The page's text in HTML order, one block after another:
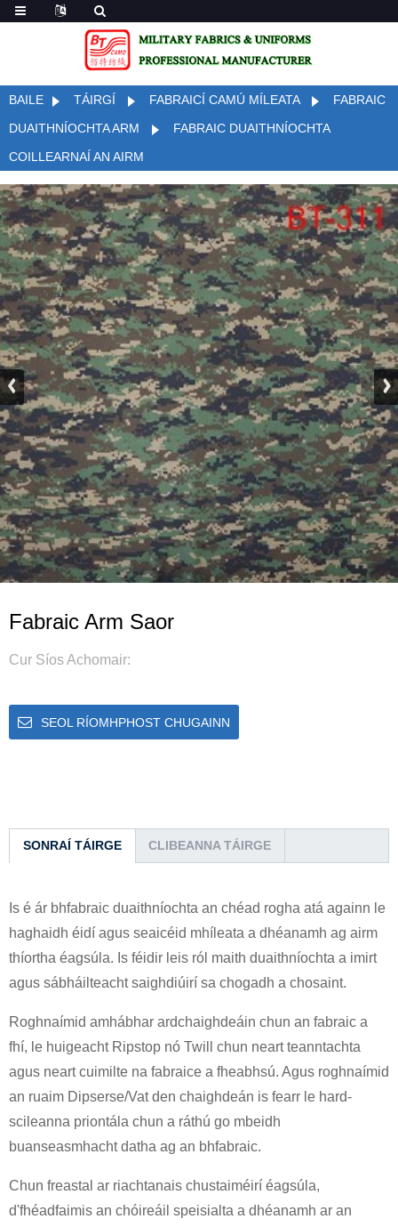
BAILE TÁIRGÍ FABRAICÍ CAMÚ MÍLEATA
FABRAIC
DUAITHNÍOCHTA ARM
FABRAIC DUAITHNÍOCHTA
COILLEARNAÍ AN AIRM
Fabraic Arm Saor
Cur Síos Achomair:
SEOL RÍOMHPHOST CHUGAINN
SONRAÍ TÁIRGE CLIBEANNA TÁIRGE
Is é ár bhfabraic duaithníochta an chéad rogha atá againn le
haghaidh éidí agus seaicéid mhíleata a dhéanamh ag airm
thíortha éagsúla. Is féidir leis ról maith duaithníochta a imirt
agus sábháilteacht saighdiúirí sa chogadh a chosaint.
Roghnaímid amhábhar ardchaighdeáin chun an fabraic a
fhí, le huigeacht Ripstop nó Twill chun neart teanntachta
agus neart cuimilte na fabraice a fheabhsú. Agus roghnaímid
an ruaim Dipserse/Vat den chaighdeán is fearr le hard-
scileanna priontála chun a ráthú go mbeidh
buanseasmhacht datha ag an bhfabraic.
Chun freastal ar riachtanais chustaiméirí éagsúla,
d'fhéadfaimis an chóireáil speisialta a dhéanamh ar an